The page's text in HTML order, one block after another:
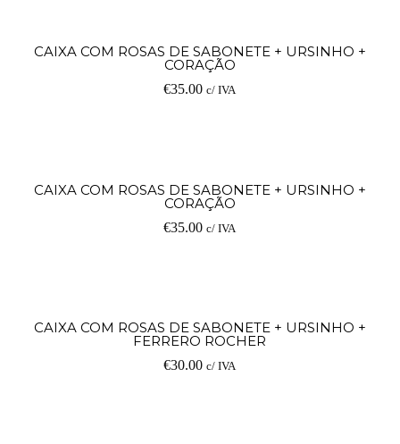
CAIXA COM ROSAS DE SABONETE + URSINHO +
CORAÇÃO
€35.00 c/ IVA
CAIXA COM ROSAS DE SABONETE + URSINHO +
CORAÇÃO
€35.00 c/ IVA
CAIXA COM ROSAS DE SABONETE + URSINHO +
FERRERO ROCHER
€30.00 c/ IVA